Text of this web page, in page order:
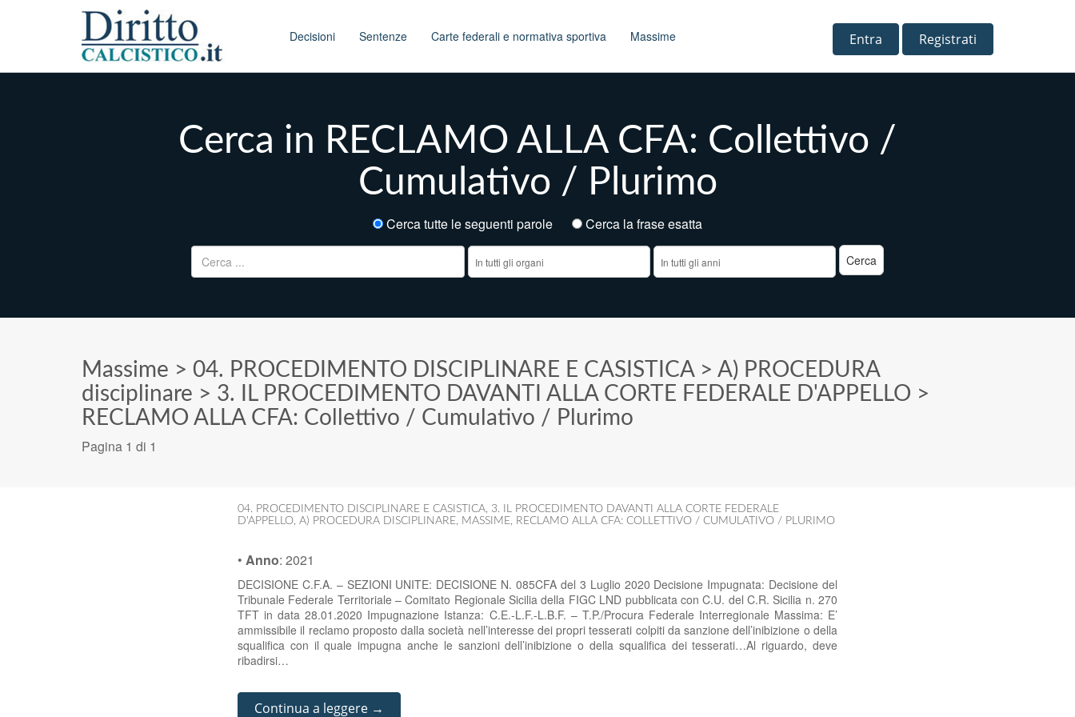
Main menu Decisioni Sentenze Carte federali e normativa sportiva Massime Entra Registrati
Cerca in RECLAMO ALLA CFA: Collettivo /
Cumulativo / Plurimo
Cerca tutte le seguenti parole
Cerca la frase esatta
Ricerca per:
Massime > 04. PROCEDIMENTO DISCIPLINARE E CASISTICA> A) PROCEDURA
disciplinare > 3. IL PROCEDIMENTO DAVANTI ALLA CORTE FEDERALE D'APPELLO >
RECLAMO ALLA CFA: Collettivo / Cumulativo / Plurimo
Pagina 1 di 1
04. PROCEDIMENTO DISCIPLINARE E CASISTICA, 3. IL PROCEDIMENTO DAVANTI ALLA CORTE FEDERALE
D'APPELLO, A) PROCEDURA DISCIPLINARE, MASSIME, RECLAMO ALLA CFA: COLLETTIVO / CUMULATIVO / PLURIMO
• Anno: 2021
DECISIONE C.F.A. – SEZIONI UNITE: DECISIONE N. 085CFA del 3 Luglio 2020 Decisione Impugnata: Decisione del
Tribunale Federale Territoriale – Comitato Regionale Sicilia della FIGC LND pubblicata con C.U. del C.R. Sicilia n. 270
TFT in data 28.01.2020 Impugnazione Istanza: C.E.-L.F.-L.B.F. – T.P./Procura Federale Interregionale Massima: E’
ammissibile il reclamo proposto dalla società nell’interesse dei propri tesserati colpiti da sanzione dell’inibizione o della
squalifica con il quale impugna anche le sanzioni dell’inibizione o della squalifica dei tesserati…Al riguardo, deve
ribadirsi…
Continua a leggere →